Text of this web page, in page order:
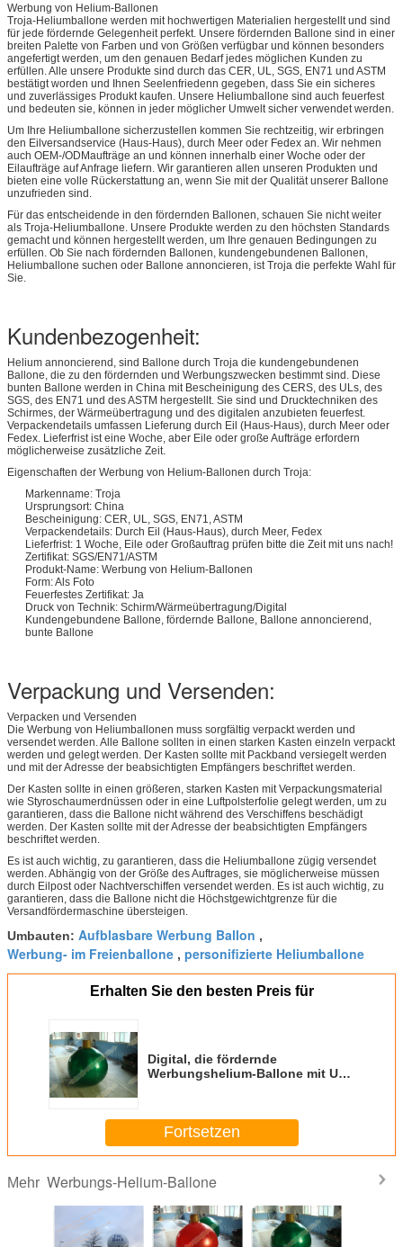
Werbung von Helium-Ballonen
Troja-Heliumballone werden mit hochwertigen Materialien hergestellt und sind
für jede fördernde Gelegenheit perfekt. Unsere fördernden Ballone sind in einer
breiten Palette von Farben und von Größen verfügbar und können besonders
angefertigt werden, um den genauen Bedarf jedes möglichen Kunden zu
erfüllen. Alle unsere Produkte sind durch das CER, UL, SGS, EN71 und ASTM
bestätigt worden und Ihnen Seelenfriedenn gegeben, dass Sie ein sicheres
und zuverlässiges Produkt kaufen. Unsere Heliumballone sind auch feuerfest
und bedeuten sie, können in jeder möglicher Umwelt sicher verwendet werden.
Um Ihre Heliumballone sicherzustellen kommen Sie rechtzeitig, wir erbringen
den Eilversandservice (Haus-Haus), durch Meer oder Fedex an. Wir nehmen
auch OEM-/ODMaufträge an und können innerhalb einer Woche oder der
Eilaufträge auf Anfrage liefern. Wir garantieren allen unseren Produkten und
bieten eine volle Rückerstattung an, wenn Sie mit der Qualität unserer Ballone
unzufrieden sind.
Für das entscheidende in den fördernden Ballonen, schauen Sie nicht weiter
als Troja-Heliumballone. Unsere Produkte werden zu den höchsten Standards
gemacht und können hergestellt werden, um Ihre genauen Bedingungen zu
erfüllen. Ob Sie nach fördernden Ballonen, kundengebundenen Ballonen,
Heliumballone suchen oder Ballone annoncieren, ist Troja die perfekte Wahl für
Sie.
Kundenbezogenheit:
Helium annoncierend, sind Ballone durch Troja die kundengebundenen
Ballone, die zu den fördernden und Werbungszwecken bestimmt sind. Diese
bunten Ballone werden in China mit Bescheinigung des CERS, des ULs, des
SGS, des EN71 und des ASTM hergestellt. Sie sind und Drucktechniken des
Schirmes, der Wärmeübertragung und des digitalen anzubieten feuerfest.
Verpackendetails umfassen Lieferung durch Eil (Haus-Haus), durch Meer oder
Fedex. Lieferfrist ist eine Woche, aber Eile oder große Aufträge erfordern
möglicherweise zusätzliche Zeit.
Eigenschaften der Werbung von Helium-Ballonen durch Troja:
Markenname: Troja
Ursprungsort: China
Bescheinigung: CER, UL, SGS, EN71, ASTM
Verpackendetails: Durch Eil (Haus-Haus), durch Meer, Fedex
Lieferfrist: 1 Woche, Eile oder Großauftrag prüfen bitte die Zeit mit uns nach!
Zertifikat: SGS/EN71/ASTM
Produkt-Name: Werbung von Helium-Ballonen
Form: Als Foto
Feuerfestes Zertifikat: Ja
Druck von Technik: Schirm/Wärmeübertragung/Digital
Kundengebundene Ballone, fördernde Ballone, Ballone annoncierend,
bunte Ballone
Verpackung und Versenden:
Verpacken und Versenden
Die Werbung von Heliumballonen muss sorgfältig verpackt werden und
versendet werden. Alle Ballone sollten in einen starken Kasten einzeln verpackt
werden und gelegt werden. Der Kasten sollte mit Packband versiegelt werden
und mit der Adresse der beabsichtigten Empfängers beschriftet werden.
Der Kasten sollte in einen größeren, starken Kasten mit Verpackungsmaterial
wie Styroschaumerdnüssen oder in eine Luftpolsterfolie gelegt werden, um zu
garantieren, dass die Ballone nicht während des Verschiffens beschädigt
werden. Der Kasten sollte mit der Adresse der beabsichtigten Empfängers
beschriftet werden.
Es ist auch wichtig, zu garantieren, dass die Heliumballone zügig versendet
werden. Abhängig von der Größe des Auftrages, sie möglicherweise müssen
durch Eilpost oder Nachtverschiffen versendet werden. Es ist auch wichtig, zu
garantieren, dass die Ballone nicht die Höchstgewichtgrenze für die
Versandfördermaschine übersteigen.
Umbauten: Aufblasbare Werbung Ballon ,
Werbung- im Freienballone , personifizierte Heliumballone
Erhalten Sie den besten Preis für
Digital, die fördernde
Werbungshelium-Ballone mit UV
Fortsetzen
Mehr Werbungs-Helium-Ballone